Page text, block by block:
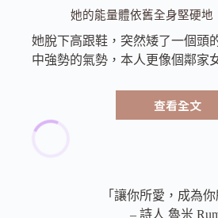
她的能量體依舊全身堅硬地
她脫下高跟鞋，突然矮了一個頭
中強勢的氣勢，本人更像個鄰家
查看全文
「讓你所愛，成為你
– 詩人 魯米